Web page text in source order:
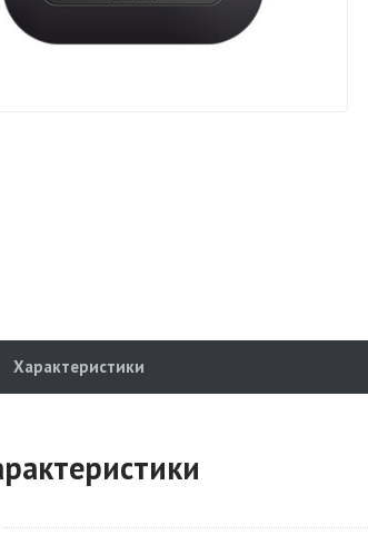
Характеристики